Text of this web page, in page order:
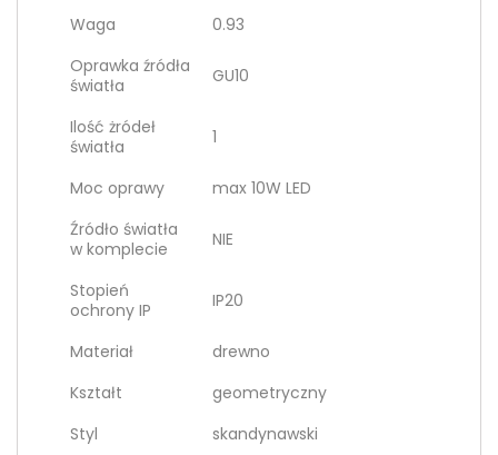
Waga
0.93
Oprawka źródła
światła
GU10
Ilość żródeł
światła
1
Moc oprawy
max 10W LED
Źródło światła
w komplecie
NIE
Stopień
ochrony IP
IP20
Materiał
drewno
Kształt
geometryczny
Styl
skandynawski